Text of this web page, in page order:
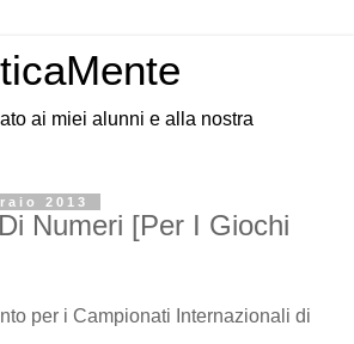
ai miei alunni e alla nostra
2013
Numeri [Per I Giochi
per i Campionati Internazionali di